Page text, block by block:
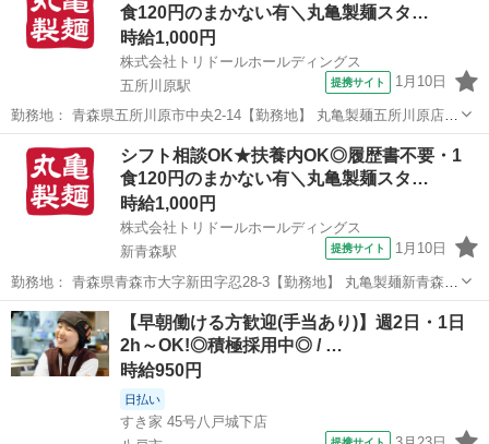
食120円のまかない有＼丸亀製麺スタ…
時給1,000円
株式会社トリドールホールディングス
五所川原駅
提携サイト 1月10日
勤務地： 青森県五所川原市中央2-14【勤務地】 丸亀製麺五所川原店
青森県五所川原市中央2-14 【交通】 JR「五所川原」駅徒歩15分、156
号線沿い 五所川原駅 徒歩15分 週勤務日時： 週2日~週5日 10:00...
青森 五所川原市 五所川原駅 レストラン
シフト相談OK★扶養内OK◎履歴書不要・1
食120円のまかない有＼丸亀製麺スタ…
時給1,000円
株式会社トリドールホールディングス
新青森駅
提携サイト 1月10日
勤務地： 青森県青森市大字新田字忍28-3【勤務地】 丸亀製麺新青森店
青森県青森市大字新田字忍28-3 【交通】 「新青森」駅北へ徒歩10分、
Ｒ7沿い 新青森駅 徒歩10分 週勤務日時： 週2日~週5日 10:00〜1...
青森 青森市 新青森駅 レストラン
【早朝働ける方歓迎(手当あり)】週2日・1日
2h～OK!◎積極採用中◎ / …
時給950円
日払い
すき家 45号八戸城下店